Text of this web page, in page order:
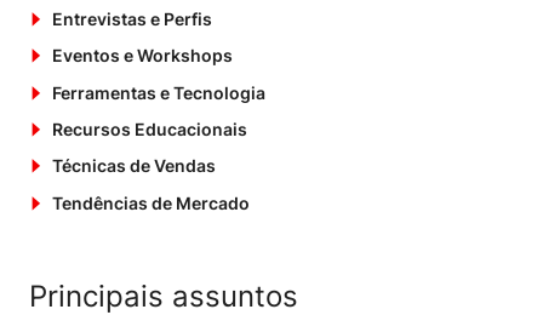
Entrevistas e Perfis
Eventos e Workshops
Ferramentas e Tecnologia
Recursos Educacionais
Técnicas de Vendas
Tendências de Mercado
Principais assuntos